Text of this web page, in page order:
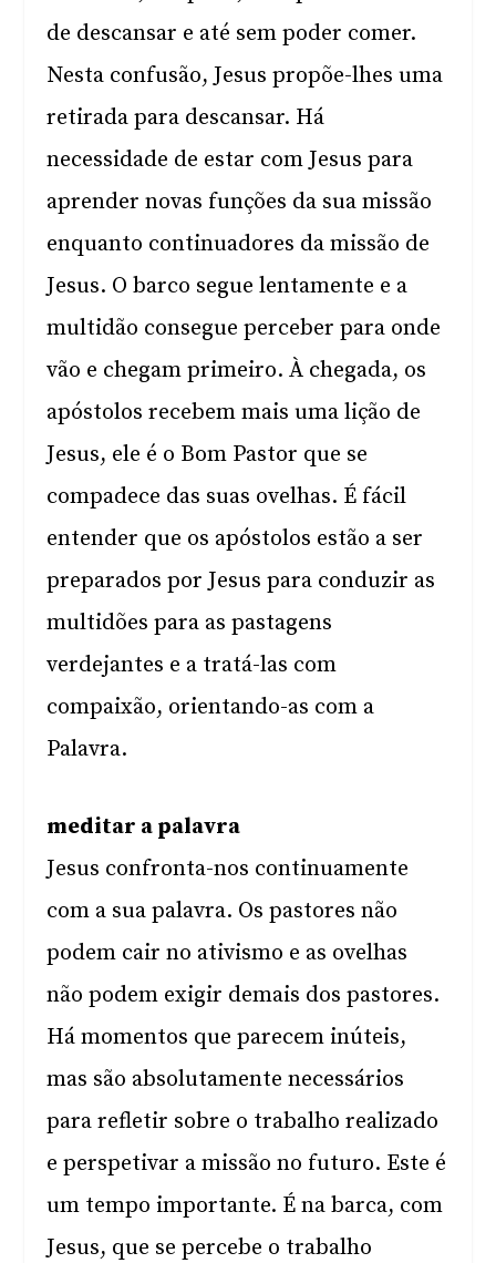
de descansar e até sem poder comer.
Nesta confusão, Jesus propõe-lhes uma
retirada para descansar. Há
necessidade de estar com Jesus para
aprender novas funções da sua missão
enquanto continuadores da missão de
Jesus. O barco segue lentamente e a
multidão consegue perceber para onde
vão e chegam primeiro. À chegada, os
apóstolos recebem mais uma lição de
Jesus, ele é o Bom Pastor que se
compadece das suas ovelhas. É fácil
entender que os apóstolos estão a ser
preparados por Jesus para conduzir as
multidões para as pastagens
verdejantes e a tratá-las com
compaixão, orientando-as com a
Palavra.
meditar a palavra
Jesus confronta-nos continuamente
com a sua palavra. Os pastores não
podem cair no ativismo e as ovelhas
não podem exigir demais dos pastores.
Há momentos que parecem inúteis,
mas são absolutamente necessários
para refletir sobre o trabalho realizado
e perspetivar a missão no futuro. Este é
um tempo importante. É na barca, com
Jesus, que se percebe o trabalho